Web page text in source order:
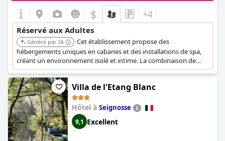
$ +4
Réservé aux Adultes
Généré par IA
Cet établissement propose des
hébergements uniques en cabanes et des installations de spa,
créant un environnement isolé et intime. La combinaison de
cabanes privées et de services de spa assure une attention
particulière à la détente et à l'exclusivité pour les adultes.
Villa de l'Etang Blanc
Hôtel à Seignosse
9,1 Excellent